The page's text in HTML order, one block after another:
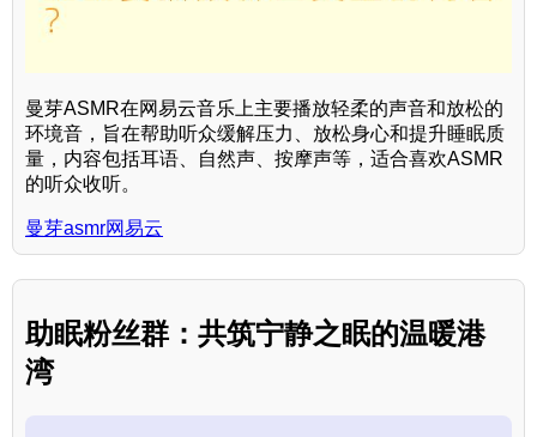
曼芽ASMR在网易云音乐上主要播放轻柔的声音和放松的
环境音，旨在帮助听众缓解压力、放松身心和提升睡眠质
量，内容包括耳语、自然声、按摩声等，适合喜欢ASMR
的听众收听。
曼芽asmr网易云
助眠粉丝群：共筑宁静之眠的温暖港
湾